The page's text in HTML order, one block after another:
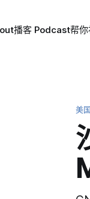
播客 Podcast帮
美